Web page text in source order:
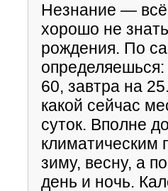
Незнание — всё
хорошо не
рождения. По
60, завтра на
какой сейчас
суток. Вполне
климатическим
зиму, весну, а
день и ночь.